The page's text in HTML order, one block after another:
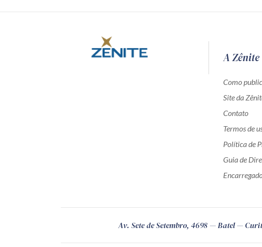
A Zênite
Como
Site da
Contato
Termos de
Política de
Guia de
Av. Sete de Setembro, 4698 Batel